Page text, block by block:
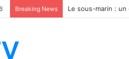
Breaking News Le marché du